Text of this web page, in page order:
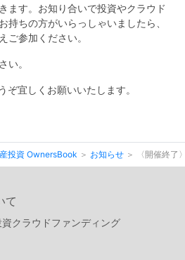
ます。お知り合いで投資やクラウド
持ちの方がいらっしゃいましたら、
ご参加ください。
い。
宜しくお願いいたします。
投資 OwnersBook お知らせ 〈開催終
て
クラウドファンディング